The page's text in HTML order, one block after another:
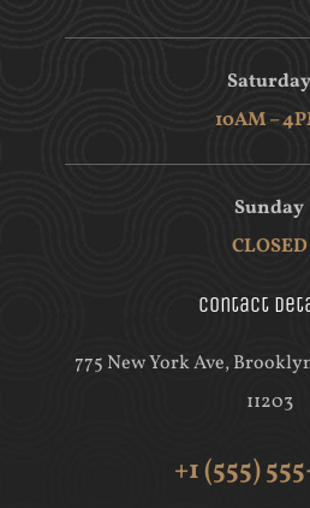
Saturday
10AM –
Sunday
CLOSED
Contact
775 New York Ave,
11203
+1 (555)